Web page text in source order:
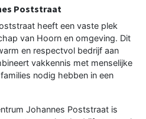
Poststraat
heeft een vaste plek
van Hoorn en omgeving. Dit
en respectvol bedrijf aan
vakkennis met menselijke
nodig hebben in een
Johannes Poststraat is